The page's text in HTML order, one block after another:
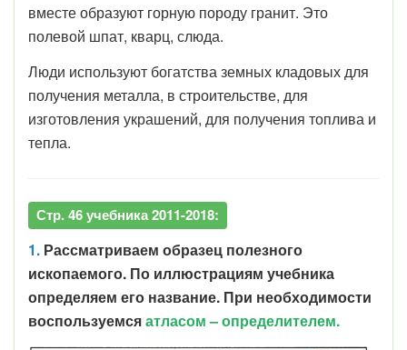
вместе образуют горную породу гранит. Это
полевой шпат, кварц, слюда.
Люди используют богатства земных кладовых для
получения металла, в строительстве, для
изготовления украшений, для получения топлива и
тепла.
Стр. 46 учебника 2011-2018:
1. Рассматриваем образец полезного
ископаемого. По иллюстрациям учебника
определяем его название. При необходимости
воспользуемсяатласом – определителем.